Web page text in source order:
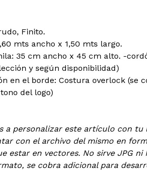
Finito.
mts ancho x 1,50 mts largo.
35 cm ancho x 45 cm alto. -
y según disponibilidad)
en el borde: Costura overlock (se
del logo)
a personalizar este artículo con tu
con el archivo del mismo en
estar en vectores. No sirve JPG ni
se cobra adicional para